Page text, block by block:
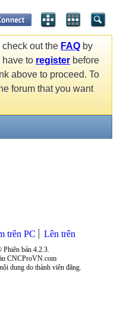
check out the FAQ by
have to register before
above to proceed. To
forum that you want
trên PC Lên trên
bản 4.2.3.
CNCProVN.com
dung do thành viên đăng.